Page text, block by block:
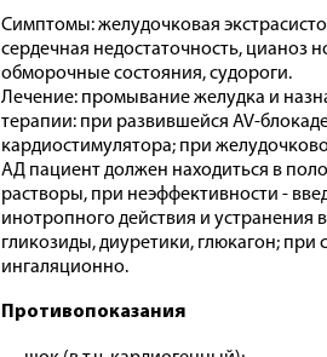
Симптомы: желудочковая
сердечная недостаточность, цианоз
обморочные состояния, судороги.
Лечение: промывание желудка и
терапии: при развившейся AV-
кардиостимулятора; при
АД пациент должен находиться в
растворы, при неэффективности -
инотропного действия и
гликозиды, диуретики, глюкагон;
ингаляционно.
Противопоказания